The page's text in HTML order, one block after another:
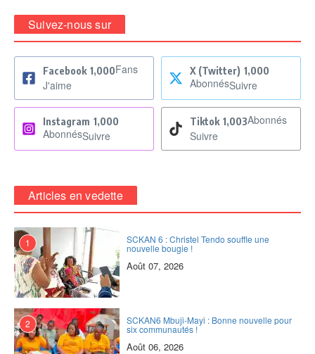
Suivez-nous sur
Facebook 1,000Fans
J'aime
X (Twitter) 1,000
AbonnésSuivre
Instagram 1,000
AbonnésSuivre
Tiktok 1,003Abonnés
Suivre
Articles en vedette
1 SCKAN 6 : Christel Tendo souffle une
nouvelle bougie !
Août 07, 2026
2 SCKAN6 Mbuji-Mayi : Bonne nouvelle pour
six communautés !
Août 06, 2026